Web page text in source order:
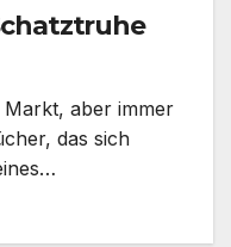
aber immer
das sich